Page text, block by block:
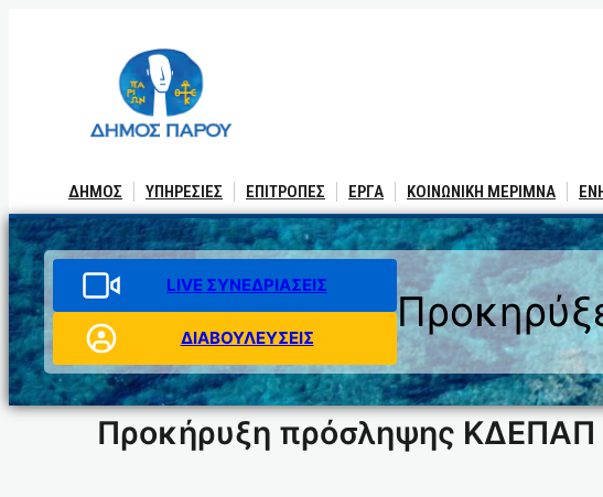
ΔΗΜΟΣ ΥΠΗΡΕΣΙΕΣ ΕΠΙΤΡΟΠΕΣ ΕΡΓΑ ΚΟΙΝΩΝΙΚΗ ΜΕΡΙΜΝΑ
LIVE ΣΥΝΕΔΡΙΑΣΕΙΣ
ΔΙΑΒΟΥΛΕΥΣΕΙΣ
Προκήρυξη πρόσληψης ΚΔΕΠΑΠ